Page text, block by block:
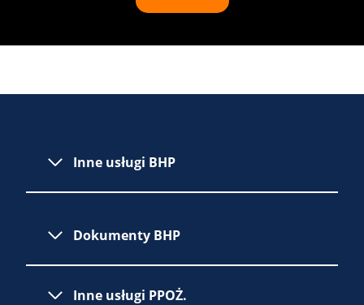
Inne usługi BHP
Dokumenty BHP
Inne usługi PPOŻ.